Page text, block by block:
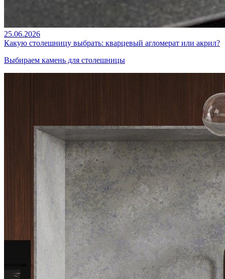
25.06.2026
Какую столешницу выбрать: кварцевый агломерат или акрил?
Выбираем камень для столешницы